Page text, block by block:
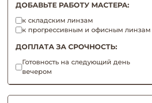
ДОБАВЬТЕ РАБОТУ МАСТЕРА:
к складским линзам
к прогрессивным и офисным линзам
ДОПЛАТА ЗА СРОЧНОСТЬ:
Готовность на следующий день
вечером